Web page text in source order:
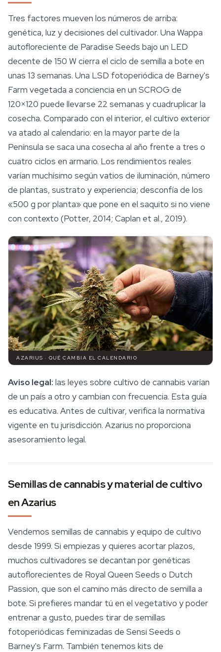
Tres factores mueven los números de arriba:
genética, luz y decisiones del cultivador. Una Wappa
autofloreciente de Paradise Seeds bajo un LED
decente de 150 W cierra el ciclo de semilla a bote en
unas 13 semanas. Una LSD fotoperiódica de Barney's
Farm vegetada a conciencia en un SCROG de
120×120 puede llevarse 22 semanas y cuadruplicar la
cosecha. Comparado con el interior, el cultivo exterior
va atado al calendario: en la mayor parte de la
Península se saca una cosecha al año frente a tres o
cuatro ciclos en armario. Los rendimientos reales
varían muchísimo según vatios de iluminación, número
de plantas, sustrato y experiencia; desconfía de los
«500 g por planta» que pone en el saquito si no viene
con contexto (Potter, 2014; Caplan et al., 2019).
AZARIUS · QUÉ CAMBIA EL CALENDARIO
Aviso legal: las leyes sobre cultivo de cannabis varían
de un país a otro y cambian con frecuencia. Esta guía
es educativa. Antes de cultivar, verifica la normativa
vigente en tu jurisdicción. Azarius no proporciona
asesoramiento legal.
Semillas de cannabis y material de cultivo
en Azarius
Vendemos semillas de cannabis y equipo de cultivo
desde 1999. Si empiezas y quieres acortar plazos,
muchos cultivadores se decantan por genéticas
autoflorecientes de Royal Queen Seeds o Dutch
Passion, que son el camino más directo de semilla a
bote. Si prefieres mandar tú en el vegetativo y poder
entrenar a gusto, puedes tirar de semillas
fotoperiódicas feminizadas de Sensi Seeds o
Barney's Farm. También tenemos kits de